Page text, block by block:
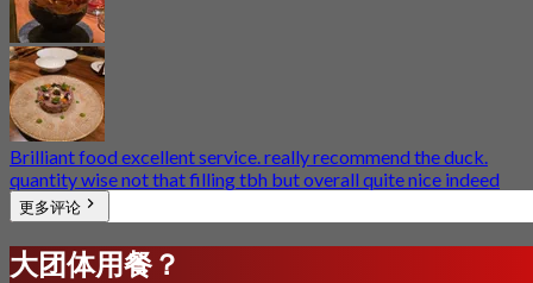
Brilliant food excellent service. really recommend the duck.
quantity wise not that filling tbh but overall quite nice indeed
更多评论
大团体用餐？